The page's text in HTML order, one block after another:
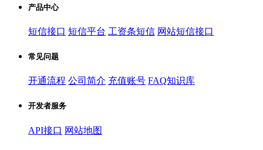
产品中心
短信接口 短信平台 工资条短信 网站短信接口
常见问题
开通流程 公司简介 充值账号 FAQ知识库
开发者服务
API接口 网站地图